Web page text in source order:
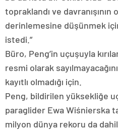
topraklandı ve
derinlemesine düşünmek
istedi.”
Büro, Peng’in uçuşuyla
resmi olarak
kayıtlı olmadığı için.
Peng, bildirilen yüksekliğe
paraglider Ewa Wiśnierska
milyon dünya rekoru da